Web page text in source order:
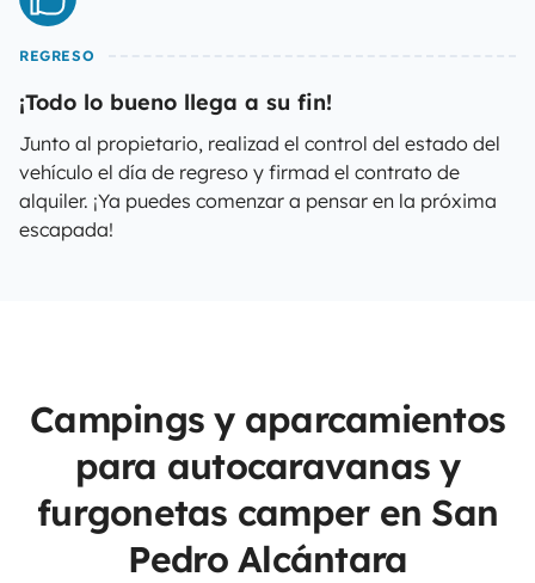
REGRESO
¡Todo lo bueno llega a su fin!
Junto al propietario, realizad el control del estado del
vehículo el día de regreso y firmad el contrato de
alquiler. ¡Ya puedes comenzar a pensar en la próxima
escapada!
Campings y aparcamientos
para autocaravanas y
furgonetas camper en San
Pedro Alcántara